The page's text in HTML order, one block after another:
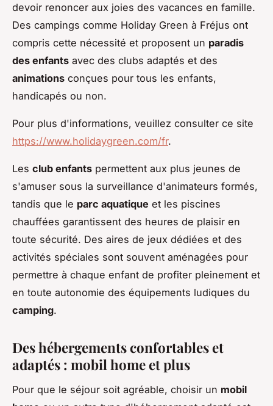
devoir renoncer aux joies des vacances en famille.
Des campings comme Holiday Green à Fréjus ont
compris cette nécessité et proposent un paradis
des enfants avec des clubs adaptés et des
animations conçues pour tous les enfants,
handicapés ou non.
Pour plus d'informations, veuillez consulter ce site
https://www.holidaygreen.com/fr.
Les club enfants permettent aux plus jeunes de
s'amuser sous la surveillance d'animateurs formés,
tandis que le parc aquatique et les piscines
chauffées garantissent des heures de plaisir en
toute sécurité. Des aires de jeux dédiées et des
activités spéciales sont souvent aménagées pour
permettre à chaque enfant de profiter pleinement et
en toute autonomie des équipements ludiques du
camping.
Des hébergements confortables et
adaptés : mobil homeet plus
Pour que le séjour soit agréable, choisir un mobil